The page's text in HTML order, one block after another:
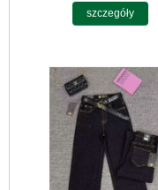
Spodnie damskie
jeansy Roz 25-30, 1
szczegóły